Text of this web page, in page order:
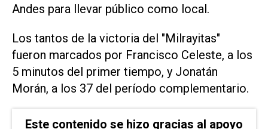
Andes para llevar público como local.
Los tantos de la victoria del "Milrayitas"
fueron marcados por Francisco Celeste, a los
5 minutos del primer tiempo, y Jonatán
Morán, a los 37 del período complementario.
Este contenido se hizo gracias al apoyo